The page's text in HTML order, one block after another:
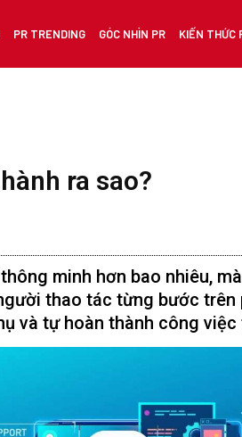
PR TRENDING GÓC NHÌN PR KIẾN THỨC
ra sao?
minh hơn bao nhiêu,
thao tác từng bước trên
và tự hoàn thành công việc